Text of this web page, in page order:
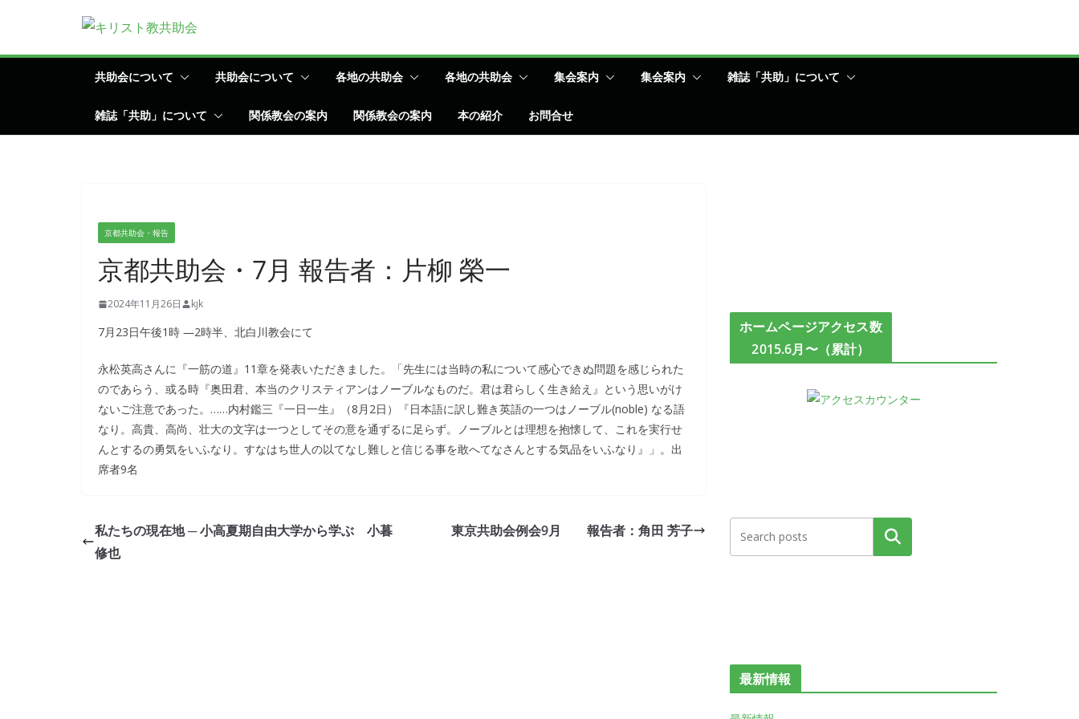
テ
共助会について 共助会について 各地の共助会 各地の共助会 集会案内 集会案内 雑誌「共助」について
雑誌「共助」について 関係教会の案内 関係教会の案内 本の紹介 お問合せ
京都共助会・報告
京都共助会・7月 報告者：片柳 榮一
2024年11月26日 kjk
7月23日午後1時 ―2時半、北白川教会にて
永松英高さんに『一筋の道』11章を発表いただきました。「先生には当時の私について感心できぬ問題を感じられた
のであらう、或る時『奥田君、本当のクリスティアンはノーブルなものだ。君は君らしく生き給え』という思いがけ
ないご注意であった。……内村鑑三『一日一生』（8月2日）『日本語に訳し難き英語の一つはノーブル(noble) なる語
なり。高貴、高尚、壮大の文字は一つとしてその意を通ずるに足らず。ノーブルとは理想を抱懐して、これを実行せ
んとするの勇気をいふなり。すなはち世人の以てなし難しと信じる事を敢へてなさんとする気品をいふなり』」。出
席者9名
私たちの現在地 ─ 小高夏期自由大学から学ぶ 小暮
修也
東京共助会例会9月 報告者：角田 芳子
ホームページアクセス数
2015.6月〜（累計）
検索
最新情報